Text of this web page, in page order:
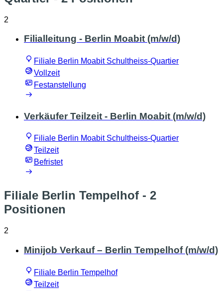
2
Filialleitung - Berlin Moabit (m/w/d)
Filiale Berlin Moabit Schultheiss-Quartier
Vollzeit
Festanstellung
Verkäufer Teilzeit - Berlin Moabit (m/w/d)
Filiale Berlin Moabit Schultheiss-Quartier
Teilzeit
Befristet
Filiale Berlin Tempelhof - 2
Positionen
2
Minijob Verkauf – Berlin Tempelhof (m/w/d)
Filiale Berlin Tempelhof
Teilzeit